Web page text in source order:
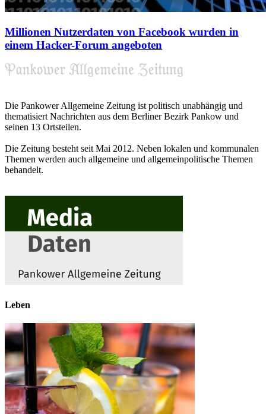
Millionen Nutzerdaten von Facebook wurden in
einem Hacker-Forum angeboten
Die Pankower Allgemeine Zeitung ist politisch unabhängig und
thematisiert Nachrichten aus dem Berliner Bezirk Pankow und
seinen 13 Ortsteilen.
Die Zeitung besteht seit Mai 2012. Neben lokalen und kommunalen
Themen werden auch allgemeine und allgemeinpolitische Themen
behandelt.
Leben